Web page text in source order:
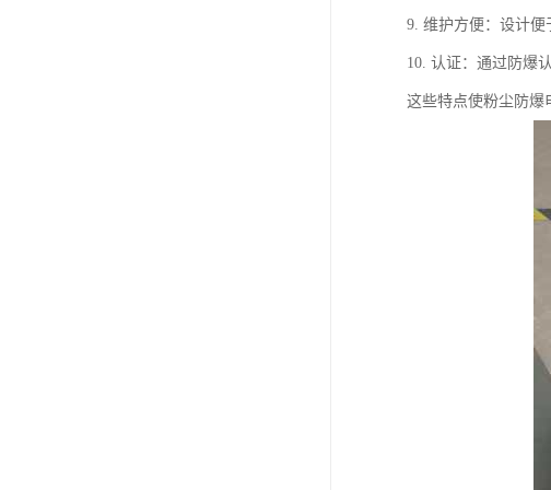
9. 维护方便：设计便
10. 认证：通过防爆
这些特点使粉尘防爆